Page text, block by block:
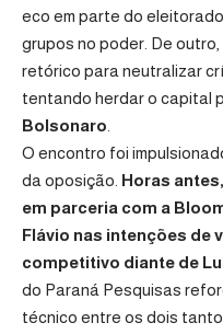
eco em parte do
grupos no poder. De
retórico para neutralizar
tentando herdar o capital
Bolsonaro
O encontro foi
da oposição. Horas
em parceria com a
Flávio nas intenções de
competitivo diante de
do Paraná Pesquisas
técnico entre os dois